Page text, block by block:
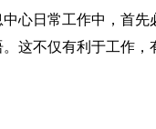
心日常工作中，首先
这不仅有利于工作，